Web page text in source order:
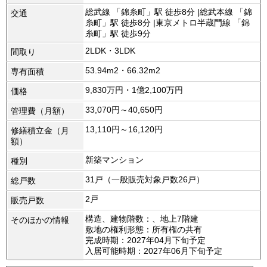
交通
総武線 「錦糸町」駅 徒歩8分 |総武本線 「錦
糸町」駅 徒歩8分 |東京メトロ半蔵門線 「錦
糸町」駅 徒歩9分
間取り
2LDK・3LDK
専有面積 53.94m2・66.32m2
価格 9,830万円・1億2,100万円
管理費（月額） 33,070円～40,650円
修繕積立金（月
額）
13,110円～16,120円
種別 新築マンション
総戸数 31戸（一般販売対象戸数26戸）
販売戸数 2戸
そのほかの情報
構造、建物階数：、地上7階建
敷地の権利形態：所有権の共有
完成時期：2027年04月下旬予定
入居可能時期：2027年06月下旬予定